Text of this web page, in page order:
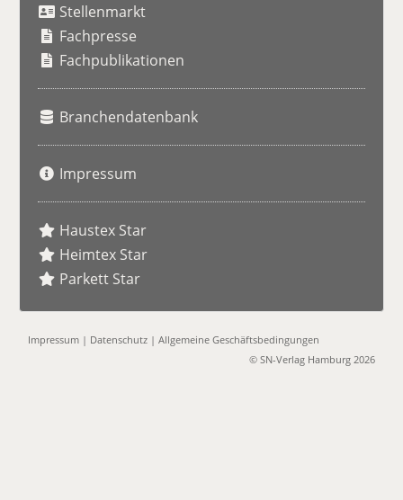
Stellenmarkt
Fachpresse
Fachpublikationen
Branchendatenbank
Impressum
Haustex Star
Heimtex Star
Parkett Star
Impressum | Datenschutz |Allgemeine Geschäftsbedingungen
© SN-Verlag Hamburg 2026